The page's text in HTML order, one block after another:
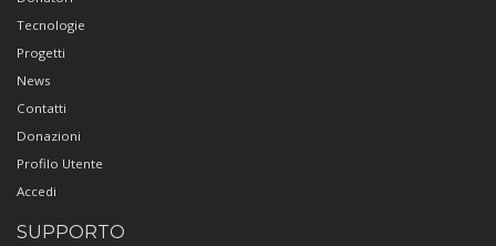
Tecnologie
Progetti
News
Contatti
Donazioni
Profilo Utente
Accedi
SUPPORTO